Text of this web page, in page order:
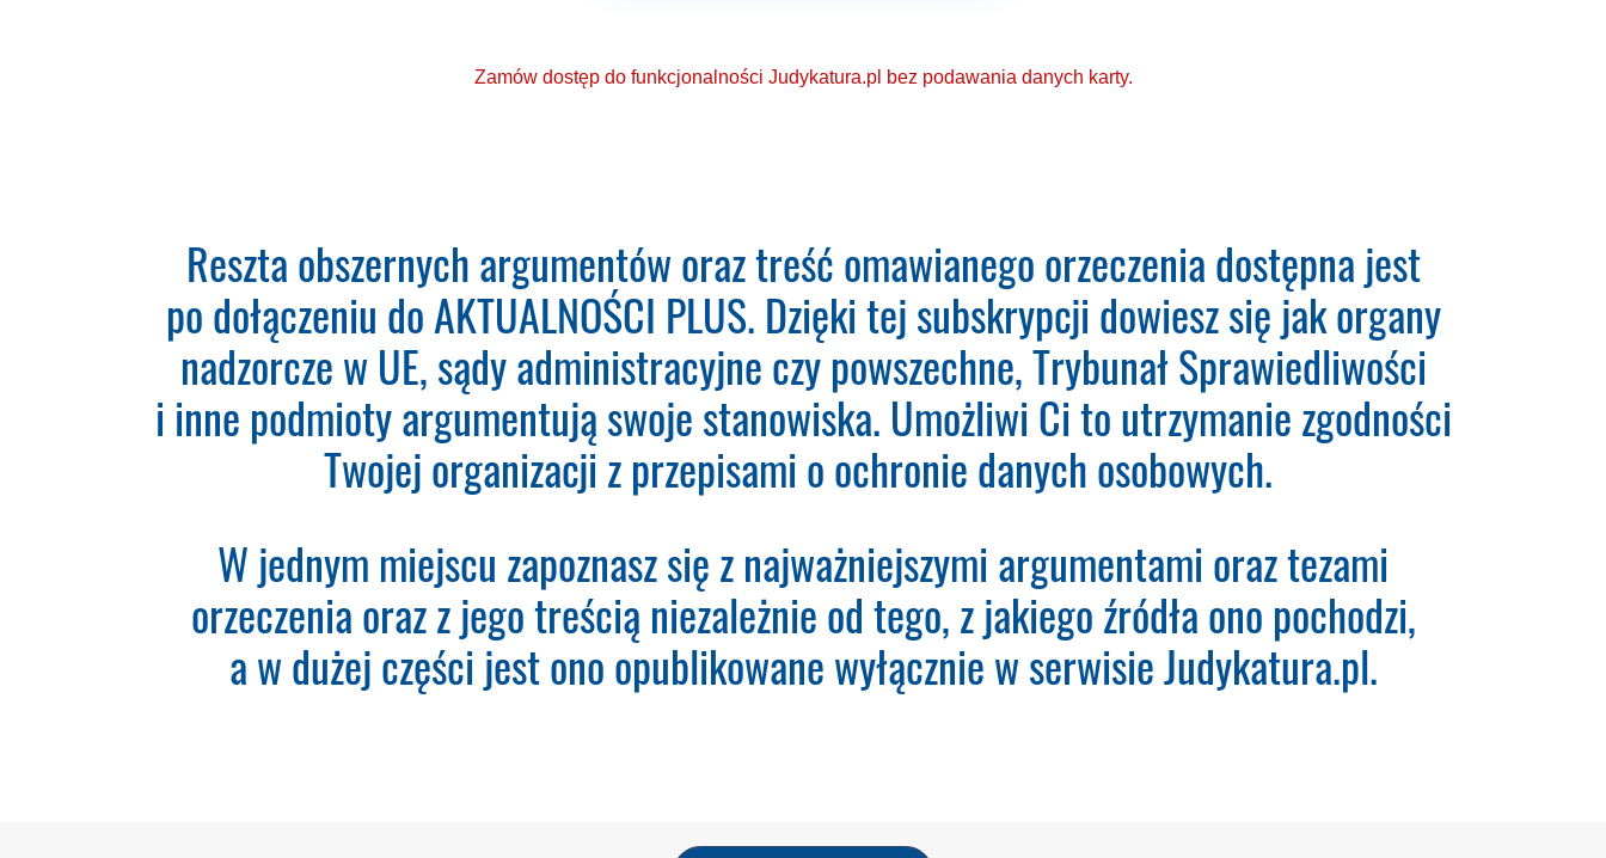
Zamów dostęp do funkcjonalności Judykatura.pl bez podawania danych karty.
Ponad 2000 orzeczeń o Ochronie Danych Osobowych (RODO). Codzienna
aktualizacja bazy orzeczeń.
Teraz zamawiasz Szkolenie RODO - Inspektor Ochrony Danych. Nie musisz podawać karty płatniczej.Wystarczy,
że wypełnisz formularz a na podany adres e-mail otrzymasz fakturę VAT do opłacenia.Ważne:Dopiero po
zaksięgowaniu płatności – system utworzy konto użytkownika oraz uruchomi subskrypcję. Dopiero od tego
momentu rozpoczyna się okres Subskrypcji.
Please leave this field empty.
Aktualności Plus 360
Wyszukiwarka 360
Wyszukiwarka Plus 360 dni
Adres e-mail:
Reszta obszernych argumentów oraz treść omawianego orzeczenia dostępna jest
po dołączeniu do AKTUALNOŚCI PLUS. Dzięki tej subskrypcji dowiesz się jak organy
nadzorcze w UE, sądy administracyjne czy powszechne, Trybunał Sprawiedliwości
i inne podmioty argumentują swoje stanowiska. Umożliwi Ci to utrzymanie zgodności
Twojej organizacji z przepisami o ochronie danych osobowych.
W jednym miejscu zapoznasz się z najważniejszymi argumentami oraz tezami
orzeczenia oraz z jego treścią niezależnie od tego, z jakiego źródła ono pochodzi,
a w dużej części jest ono opublikowane wyłącznie w serwisie Judykatura.pl.